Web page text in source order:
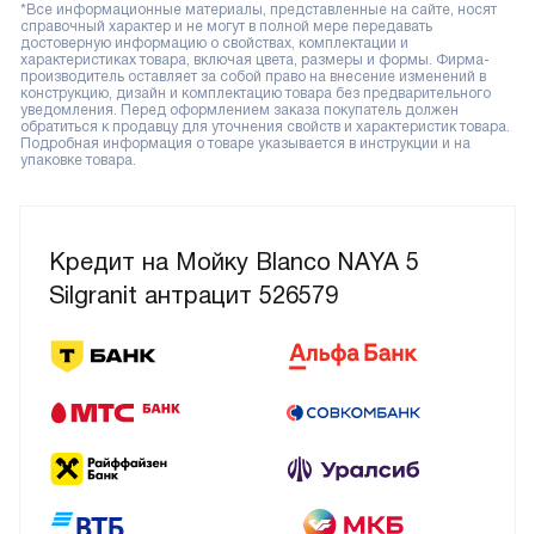
Кредит на Мойку Blanco NAYA 5
Silgranit антрацит 526579
*Все информационные материалы, представленные на сайте, носят
справочный характер и не могут в полной мере передавать
достоверную информацию о свойствах, комплектации и
характеристиках товара, включая цвета, размеры и формы. Фирма-
производитель оставляет за собой право на внесение изменений в
конструкцию, дизайн и комплектацию товара без предварительного
уведомления. Перед оформлением заказа покупатель должен
обратиться к продавцу для уточнения свойств и характеристик товара.
Подробная информация о товаре указывается в инструкции и на
упаковке товара.